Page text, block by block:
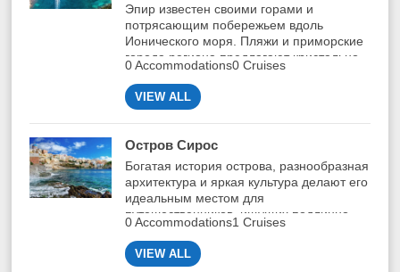
Эпир известен своими горами и
потрясающим побережьем вдоль
Ионического моря. Пляжи и приморские
города региона предлагают кристально
чистую воду.
0 Accommodations0 Cruises
VIEW ALL
Остров Сирос
Богатая история острова, разнообразная
архитектура и яркая культура делают его
идеальным местом для
путешественников, ищущих подлинно
греческий колорит.
0 Accommodations1 Cruises
VIEW ALL